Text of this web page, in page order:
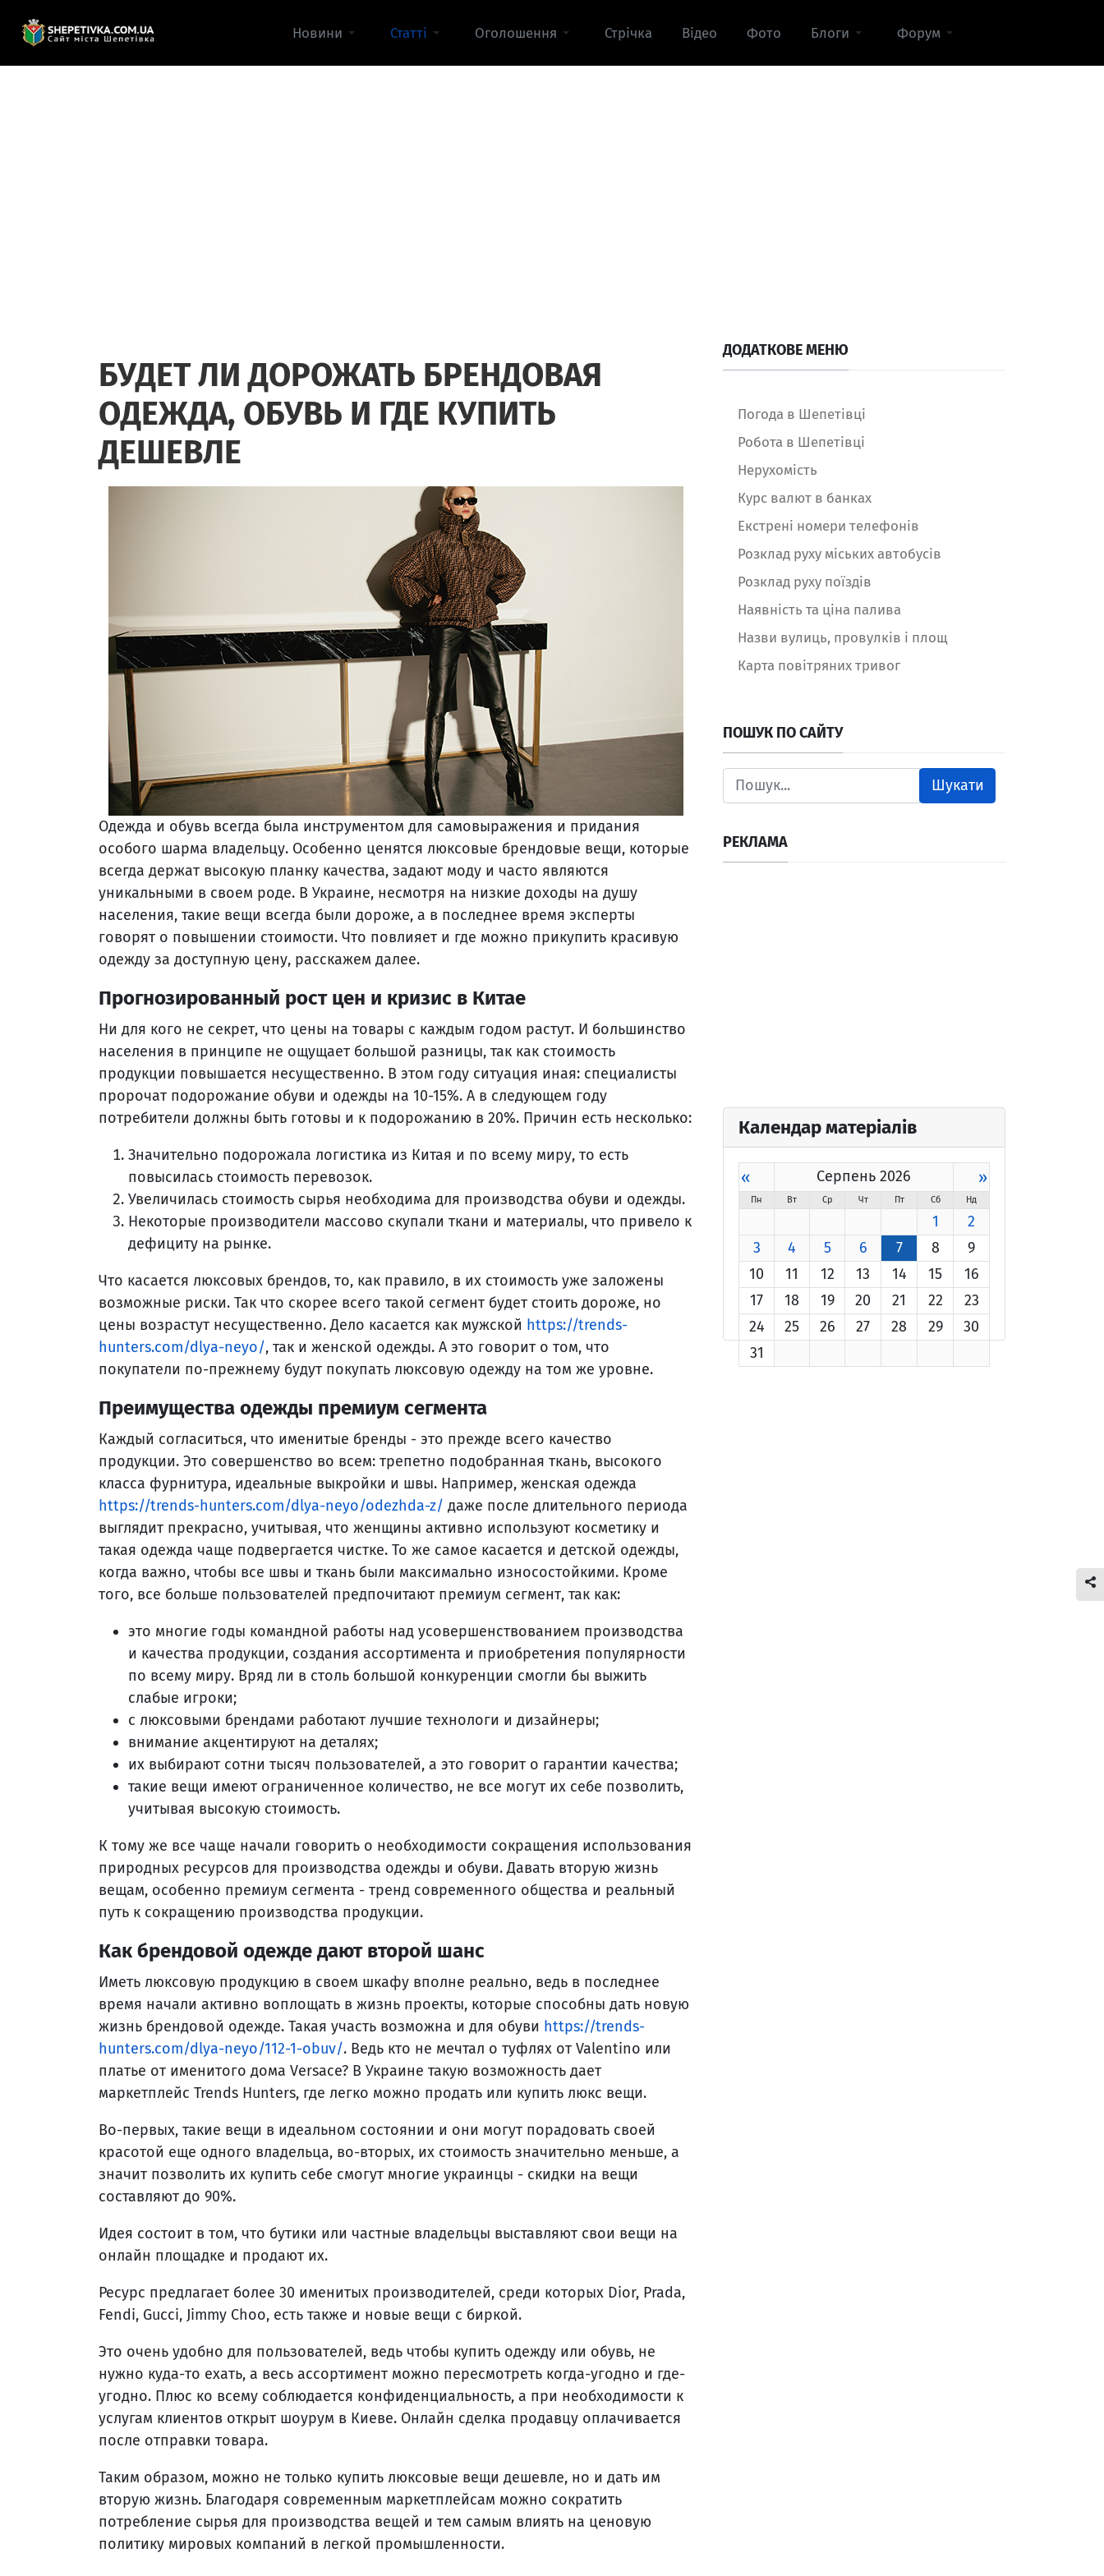
Новини Статті Оголошення Стрічка Відео Фото Блоги Форум
БУДЕТ ЛИ ДОРОЖАТЬ БРЕНДОВАЯ
ОДЕЖДА, ОБУВЬ И ГДЕ КУПИТЬ
ДЕШЕВЛЕ
Одежда и обувь всегда была инструментом для самовыражения и придания
особого шарма владельцу. Особенно ценятся люксовые брендовые вещи, которые
всегда держат высокую планку качества, задают моду и часто являются
уникальными в своем роде. В Украине, несмотря на низкие доходы на душу
населения, такие вещи всегда были дороже, а в последнее время эксперты
говорят о повышении стоимости. Что повлияет и где можно прикупить красивую
одежду за доступную цену, расскажем далее.
Прогнозированный рост цен и кризис в Китае
Ни для кого не секрет, что цены на товары с каждым годом растут. И большинство
населения в принципе не ощущает большой разницы, так как стоимость
продукции повышается несущественно. В этом году ситуация иная: специалисты
пророчат подорожание обуви и одежды на 10-15%. А в следующем году
потребители должны быть готовы и к подорожанию в 20%. Причин есть несколько:
Значительно подорожала логистика из Китая и по всему миру, то есть
повысилась стоимость перевозок.
Увеличилась стоимость сырья необходима для производства обуви и одежды.
Некоторые производители массово скупали ткани и материалы, что привело к
дефициту на рынке.
Что касается люксовых брендов, то, как правило, в их стоимость уже заложены
возможные риски. Так что скорее всего такой сегмент будет стоить дороже, но
цены возрастут несущественно. Дело касается как мужской https://trends-
hunters.com/dlya-neyo/, так и женской одежды. А это говорит о том, что
покупатели по-прежнему будут покупать люксовую одежду на том же уровне.
Преимущества одежды премиум сегмента
Каждый согласиться, что именитые бренды - это прежде всего качество
продукции. Это совершенство во всем: трепетно подобранная ткань, высокого
класса фурнитура, идеальные выкройки и швы. Например, женская одежда
https://trends-hunters.com/dlya-neyo/odezhda-z/ даже после длительного периода
выглядит прекрасно, учитывая, что женщины активно используют косметику и
такая одежда чаще подвергается чистке. То же самое касается и детской одежды,
когда важно, чтобы все швы и ткань были максимально износостойкими. Кроме
того, все больше пользователей предпочитают премиум сегмент, так как:
это многие годы командной работы над усовершенствованием производства
и качества продукции, создания ассортимента и приобретения популярности
по всему миру. Вряд ли в столь большой конкуренции смогли бы выжить
слабые игроки;
с люксовыми брендами работают лучшие технологи и дизайнеры;
внимание акцентируют на деталях;
их выбирают сотни тысяч пользователей, а это говорит о гарантии качества;
такие вещи имеют ограниченное количество, не все могут их себе позволить,
учитывая высокую стоимость.
К тому же все чаще начали говорить о необходимости сокращения использования
природных ресурсов для производства одежды и обуви. Давать вторую жизнь
вещам, особенно премиум сегмента - тренд современного общества и реальный
путь к сокращению производства продукции.
Как брендовой одежде дают второй шанс
Иметь люксовую продукцию в своем шкафу вполне реально, ведь в последнее
время начали активно воплощать в жизнь проекты, которые способны дать новую
жизнь брендовой одежде. Такая участь возможна и для обуви https://trends-
hunters.com/dlya-neyo/112-1-obuv/. Ведь кто не мечтал о туфлях от Valentino или
платье от именитого дома Versace? В Украине такую возможность дает
маркетплейс Trends Hunters, где легко можно продать или купить люкс вещи.
Во-первых, такие вещи в идеальном состоянии и они могут порадовать своей
красотой еще одного владельца, во-вторых, их стоимость значительно меньше, а
значит позволить их купить себе смогут многие украинцы - скидки на вещи
составляют до 90%.
Идея состоит в том, что бутики или частные владельцы выставляют свои вещи на
онлайн площадке и продают их.
Ресурс предлагает более 30 именитых производителей, среди которых Dior, Prada,
Fendi, Gucci, Jimmy Choo, есть также и новые вещи с биркой.
Это очень удобно для пользователей, ведь чтобы купить одежду или обувь, не
нужно куда-то ехать, а весь ассортимент можно пересмотреть когда-угодно и где-
угодно. Плюс ко всему соблюдается конфиденциальность, а при необходимости к
услугам клиентов открыт шоурум в Киеве. Онлайн сделка продавцу оплачивается
после отправки товара.
Таким образом, можно не только купить люксовые вещи дешевле, но и дать им
вторую жизнь. Благодаря современным маркетплейсам можно сократить
потребление сырья для производства вещей и тем самым влиять на ценовую
политику мировых компаний в легкой промышленности.
ДОДАТКОВЕ МЕНЮ
Погода в Шепетівці
Робота в Шепетівці
Нерухомість
Курс валют в банках
Екстрені номери телефонів
Розклад руху міських автобусів
Розклад руху поїздів
Наявність та ціна палива
Назви вулиць, провулків і площ
Карта повітряних тривог
ПОШУК ПО САЙТУ
Шукати
РЕКЛАМА
Календар матеріалів
« Серпень 2026 »
Пн Вт Ср Чт Пт Сб Нд
1
2
3
4 5 6 7 8
9
10
11 12 13 14 15
16
17
18 19 20 21 22
23
24
25 26 27 28 29
30
31